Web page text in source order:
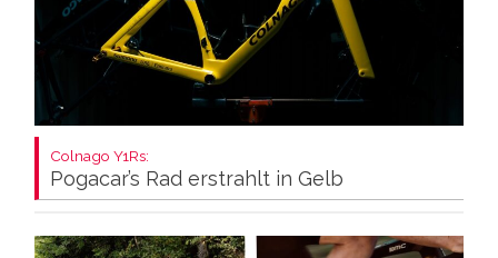
Colnago Y1Rs:
Pogacar’s Rad erstrahlt in Gelb